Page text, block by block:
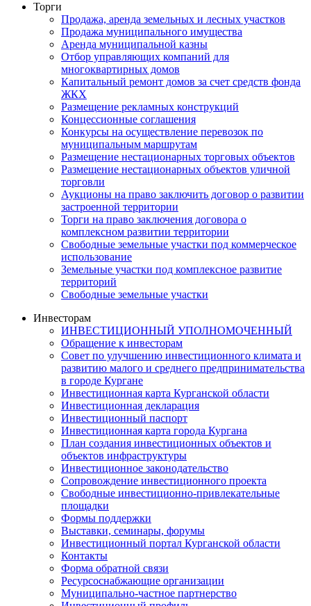
Торги
Продажа, аренда земельных и лесных участков
Продажа муниципального имущества
Аренда муниципальной казны
Отбор управляющих компаний для
многоквартирных домов
Капитальный ремонт домов за счет средств фонда
ЖКХ
Размещение рекламных конструкций
Концессионные соглашения
Конкурсы на осуществление перевозок по
муниципальным маршрутам
Размещение нестационарных торговых объектов
Размещение нестационарных объектов уличной
торговли
Аукционы на право заключить договор о развитии
застроенной территории
Торги на право заключения договора о
комплексном развитии территории
Свободные земельные участки под коммерческое
использование
Земельные участки под комплексное развитие
территорий
Свободные земельные участки
Инвесторам
ИНВЕСТИЦИОННЫЙ УПОЛНОМОЧЕННЫЙ
Обращение к инвесторам
Совет по улучшению инвестиционного климата и
развитию малого и среднего предпринимательства
в городе Кургане
Инвестиционная карта Курганской области
Инвестиционная декларация
Инвестиционный паспорт
Инвестиционная карта города Кургана
План создания инвестиционных объектов и
объектов инфраструктуры
Инвестиционное законодательство
Сопровождение инвестиционного проекта
Свободные инвестиционно-привлекательные
площадки
Формы поддержки
Выставки, семинары, форумы
Инвестиционный портал Курганской области
Контакты
Форма обратной связи
Ресурсоснабжающие организации
Муниципально-частное партнерство